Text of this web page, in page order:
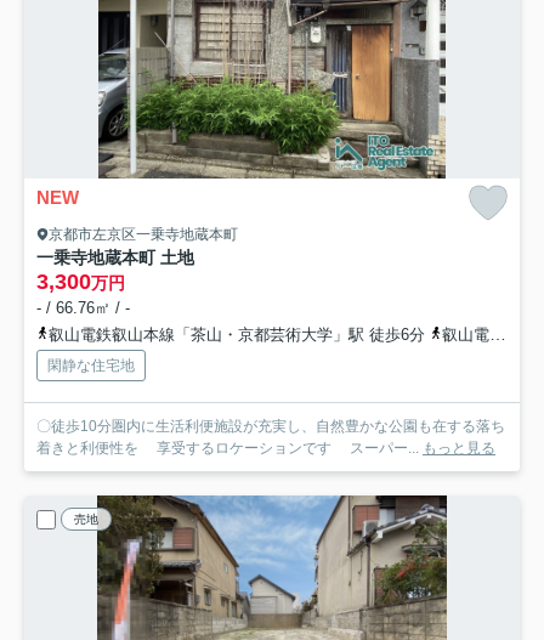
NEW
京都市左京区一乗寺地蔵本町
一乗寺地蔵本町 土地
3,300万円
- / 66.76㎡ / -
叡山電鉄叡山本線「茶山・京都芸術大学」駅 徒歩6分
叡山電鉄叡山本線「一乗寺」駅 徒歩7分
閑静な住宅地
〇徒歩10分圏内に生活利便施設が充実し、自然豊かな公園も在する落ち
着きと利便性を 享受するロケーションです スーパー... もっと見る
売地